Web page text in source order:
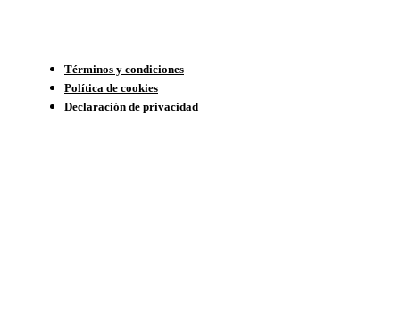
Términos y condiciones
Política de cookies
Declaración de privacidad